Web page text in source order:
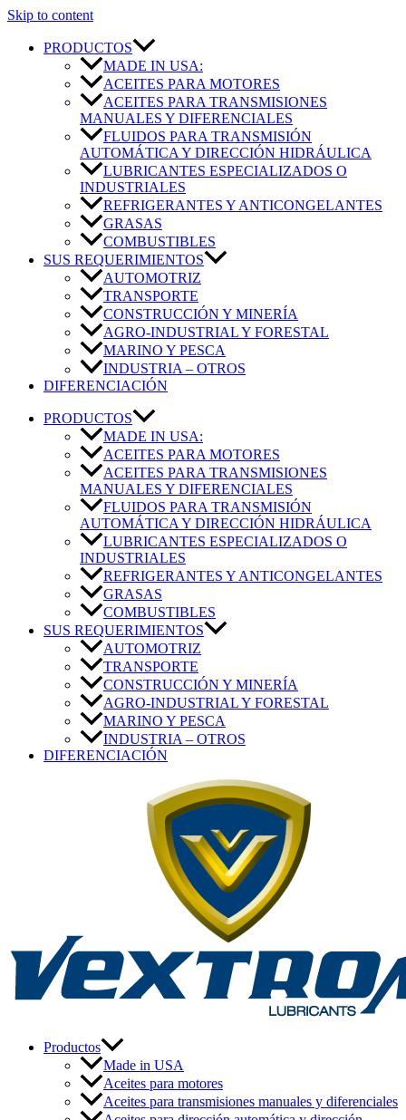
Skip to content
PRODUCTOS
MADE IN USA:
ACEITES PARA MOTORES
ACEITES PARA TRANSMISIONES
MANUALES Y DIFERENCIALES
FLUIDOS PARA TRANSMISIÓN
AUTOMÁTICA Y DIRECCIÓN HIDRÁULICA
LUBRICANTES ESPECIALIZADOS O
INDUSTRIALES
REFRIGERANTES Y ANTICONGELANTES
GRASAS
COMBUSTIBLES
SUS REQUERIMIENTOS
AUTOMOTRIZ
TRANSPORTE
CONSTRUCCIÓN Y MINERÍA
AGRO-INDUSTRIAL Y FORESTAL
MARINO Y PESCA
INDUSTRIA – OTROS
DIFERENCIACIÓN
PRODUCTOS
MADE IN USA:
ACEITES PARA MOTORES
ACEITES PARA TRANSMISIONES
MANUALES Y DIFERENCIALES
FLUIDOS PARA TRANSMISIÓN
AUTOMÁTICA Y DIRECCIÓN HIDRÁULICA
LUBRICANTES ESPECIALIZADOS O
INDUSTRIALES
REFRIGERANTES Y ANTICONGELANTES
GRASAS
COMBUSTIBLES
SUS REQUERIMIENTOS
AUTOMOTRIZ
TRANSPORTE
CONSTRUCCIÓN Y MINERÍA
AGRO-INDUSTRIAL Y FORESTAL
MARINO Y PESCA
INDUSTRIA – OTROS
DIFERENCIACIÓN
Productos
Made in USA
Aceites para motores
Aceites para transmisiones manuales y diferenciales